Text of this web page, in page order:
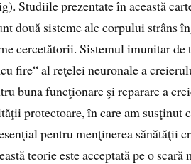
Studiile prezentate în această
două sisteme ale corpului strâns
cercetătorii. Sistemul imunitar de
fire“ al reţelei neuronale a
buna funcţionare şi reparare a
protectoare, în care am susţinut
pentru menţinerea sănătăţii
teorie este accep­tată pe o